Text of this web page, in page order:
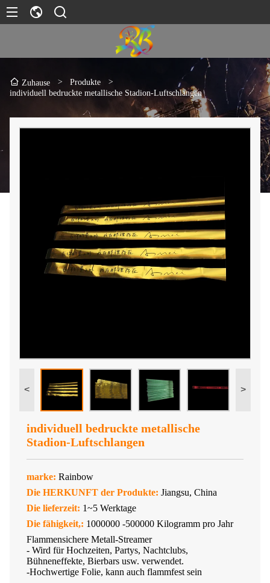
Zuhause > Produkte
>
individuell bedruckte metallische Stadion-Luftschlangen
< >
individuell bedruckte metallische
Stadion-Luftschlangen
marke: Rainbow
Die HERKUNFT der Produkte: Jiangsu, China
Die lieferzeit: 1~5 Werktage
Die fähigkeit,: 1000000 -500000 Kilogramm pro Jahr
Flammensichere Metall-Streamer
- Wird für Hochzeiten, Partys, Nachtclubs,
Bühneneffekte, Bierbars usw. verwendet.
-Hochwertige Folie, kann auch flammfest sein